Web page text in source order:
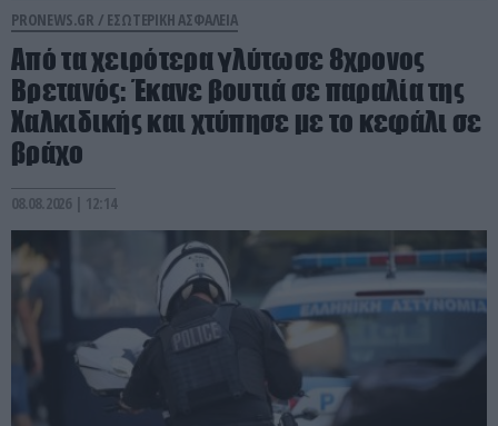
PRONEWS.GR / ΕΣΩΤΕΡΙΚΗ ΑΣΦΑΛΕΙΑ
Από τα χειρότερα γλύτωσε 8χρονος
Βρετανός: Έκανε βουτιά σε παραλία της
Χαλκιδικής και χτύπησε με το κεφάλι σε
βράχο
08.08.2026 | 12:14